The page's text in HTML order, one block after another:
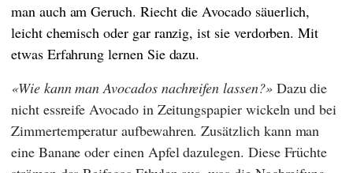
man auch am Geruch. Riecht die Avocado säuerlich,
leicht chemisch oder gar ranzig, ist sie verdorben. Mit
etwas Erfahrung lernen Sie dazu.
Wie kann man Avocados nachreifen lassen? Dazu die
nicht essreife Avocado in Zeitungspapier wickeln und bei
Zimmertemperatur aufbewahren. Zusätzlich kann man
eine Banane oder einen Apfel dazulegen. Diese Früchte